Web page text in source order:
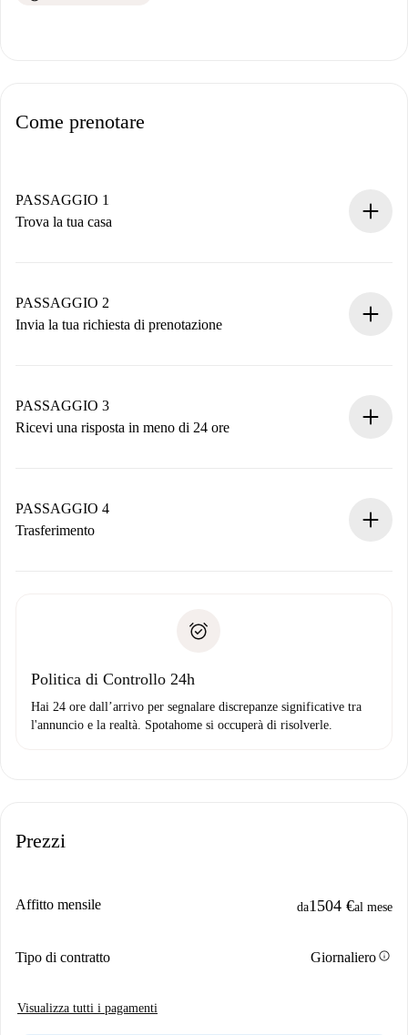
Come prenotare
PASSAGGIO 1
Trova la tua casa
Hai tutte le informazioni necessarie in anticipo.
PASSAGGIO 2
Invia la tua richiesta di prenotazione
non accetta.
PASSAGGIO 3
Ricevi una risposta in meno di 24 ore
contatto con il proprietario.
Se rifiutata: non ti addebiteremo nulla e ti proporremo
Domiciliazione del pagamento
PASSAGGIO 4
Trasferimento
solo se non segnali problemi.
Politica di Controllo 24h
Hai 24 ore dall’arrivo per segnalare discrepanze significative tra
l'annuncio e la realtà. Spotahome si occuperà di risolverle.
Prezzi
Affitto mensile da1504 €al mese
Tipo di contratto Giornalieroinfo
Visualizza tutti i pagamenti